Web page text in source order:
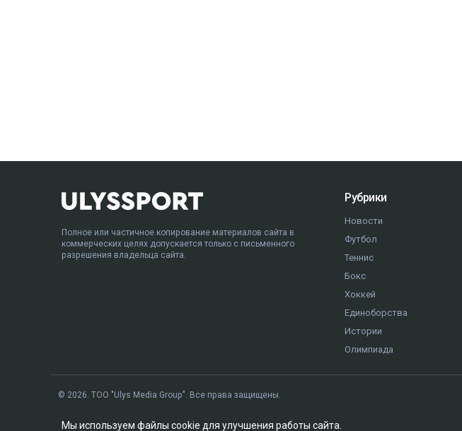
Полное или частичное копирование материалов сайта в
коммерческих целях допускается только с письменного
разрешения владельца сайта.
Рубрики
Новости
Футбол
Теннис
Бокс
Хоккей
Единоборства
Истории
Олимпиада
© 2026. ТОО "Ulys Media Group". Все права защищены.
Мы используем файлы cookie для улучшения работы сайта.